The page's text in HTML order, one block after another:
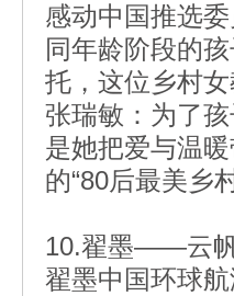
感动中国推选
同年龄阶段的
托，这位乡村女
张瑞敏：为了
是她把爱与温
的“80后最美乡
10.翟墨——云
翟墨中国环球